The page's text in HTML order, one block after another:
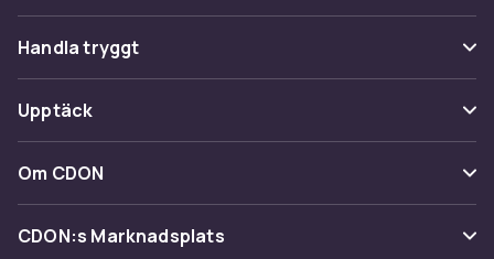
Vanliga frågor
Spåra paket
Ångra & Returnera här
Kundservice
Handla tryggt
Betalning
Leverans
Återkallelser
Upptäck
Kategorier
Varumärken
Om CDON
Om oss
CDON:s Marknadsplats